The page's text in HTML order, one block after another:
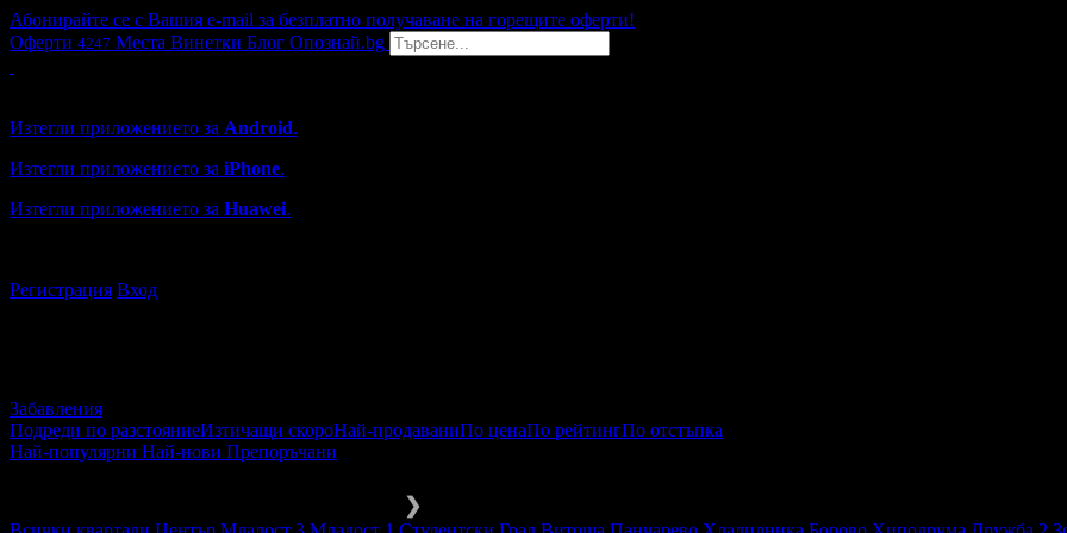
Абонирайте се с Вашия e-mail за безплатно получаване на горещите оферти!
Оферти 4247 Места Винетки Блог Опознай.bg
Изтегли приложението за Android.
Изтегли приложението за iPhone.
Изтегли приложението за Huawei.
Регистрация Вход
Забавления
Подреди по разстояниеИзтичащи скороНай-продаваниПо ценаПо рейтингПо отстъпка
Най-популярни Най-нови Препоръчани
❯